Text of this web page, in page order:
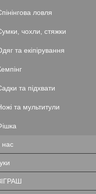
ловля
чохли, стяжки
та екіпірування
та підхвати
та мультитули
нас